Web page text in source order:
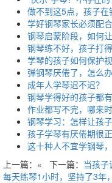
做不到这5点，孩子
学好钢琴家长必须配
钢琴启蒙阶段，如何
钢琴练不好，孩子打
学琴的孩子如何保护视
弹钢琴厌倦了，怎么办
成年人学琴迟不迟？
钢琴学得好的孩子都
作业都写不完，哪来
钢琴学习：怎样让孩
孩子学琴有厌倦期很
这十种人不宜学钢琴
下一篇： 当孩
上一篇：«
每天练琴1小时，坚持了3年